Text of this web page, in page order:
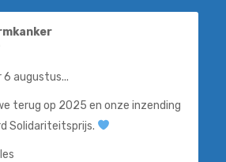
6 augustus...
terug op 2025 en onze inzending
Solidariteitsprijs.